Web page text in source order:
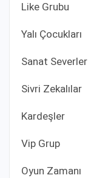
Like Grubu
Yalı Çocukları
Sanat Severler
Sivri Zekalılar
Kardeşler
Vip Grup
Oyun Zamanı